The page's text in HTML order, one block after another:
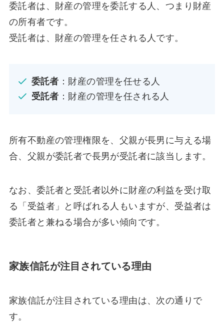
委託者は、財産の管理を委託する人、つまり財産
の所有者です。
受託者は、財産の管理を任される人です。
委託者 ：財産の管理を任せる人
受託者 ：財産の管理を任される人
所有不動産の管理権限を、父親が長男に与える場
合、父親が委託者で長男が受託者に該当します。
なお、委託者と受託者以外に財産の利益を受け取
る「受益者」と呼ばれる人もいますが、受益者は
委託者と兼ねる場合が多い傾向です。
家族信託が注目されている理由
家族信託が注目されている理由は、次の通りで
す。